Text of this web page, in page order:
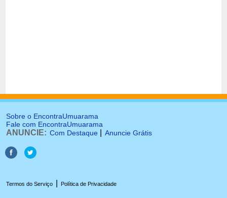
Sobre o EncontraUmuarama
Fale com EncontraUmuarama
ANUNCIE: Com Destaque Anuncie Grátis
Termos do Serviço Política de Privacidade